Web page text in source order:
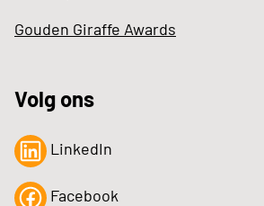
Gouden Giraffe Awards
Volg ons
LinkedIn
Facebook